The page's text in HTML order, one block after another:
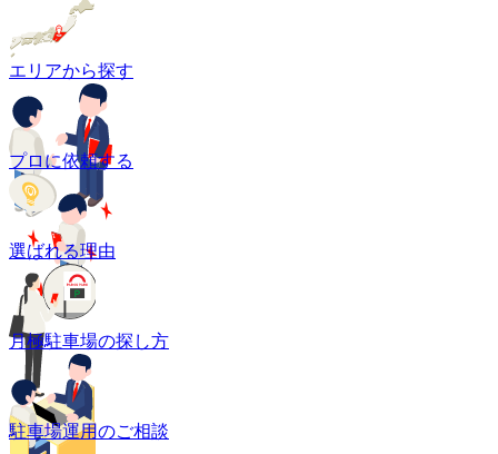
エリアから探す
プロに依頼する
選ばれる理由
月極駐車場の探し方
駐車場運用のご相談